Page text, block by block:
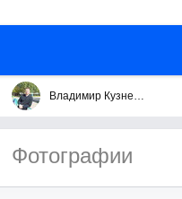
Владимир Кузнецов
Фотографии